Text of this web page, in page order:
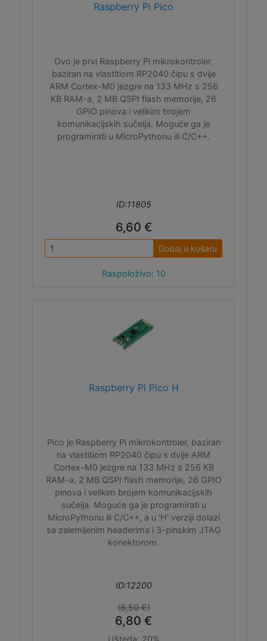
Raspberry Pi Pico
Ovo je prvi Raspberry Pi mikrokontroler,
baziran na vlastitiom RP2040 čipu s dvije
ARM Cortex-M0 jezgre na 133 MHz s 256
KB RAM-a, 2 MB QSPI flash memorije, 26
GPIO pinova i velikim brojem
komunikacijskih sučelja. Moguće ga je
programirati u MicroPythonu ili C/C++.
ID:11805
6,60 €
Dodaj u košaru
Raspoloživo: 10
Raspberry Pi Pico H
Pico je Raspberry Pi mikrokontroler, baziran
na vlastitiom RP2040 čipu s dvije ARM
Cortex-M0 jezgre na 133 MHz s 256 KB
RAM-a, 2 MB QSPI flash memorije, 26 GPIO
pinova i velikim brojem komunikacijskih
sučelja. Moguće ga je programirati u
MicroPythonu ili C/C++, a u 'H' verziji dolazi
sa zalemljenim headerima i 3-pinskim JTAG
konektorom.
ID:12200
(8,50 €)
6,80 €
Ušteda: 20%